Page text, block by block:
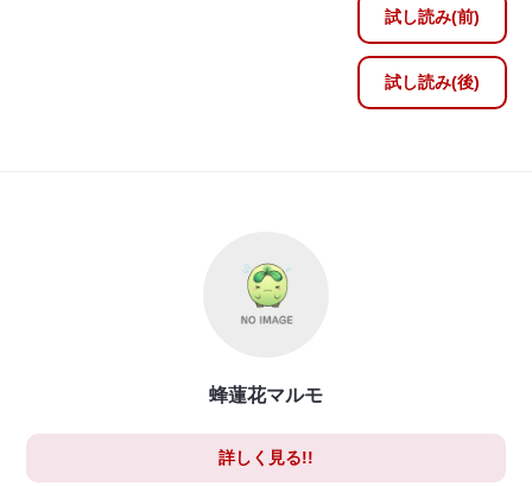
試し読み(前)
試し読み(後)
蜂蓮花マルモ
詳しく見る!!